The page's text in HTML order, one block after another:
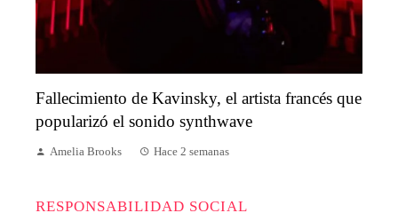
Fallecimiento de Kavinsky, el artista francés que
popularizó el sonido synthwave
Amelia Brooks Hace 2 semanas
RESPONSABILIDAD SOCIAL